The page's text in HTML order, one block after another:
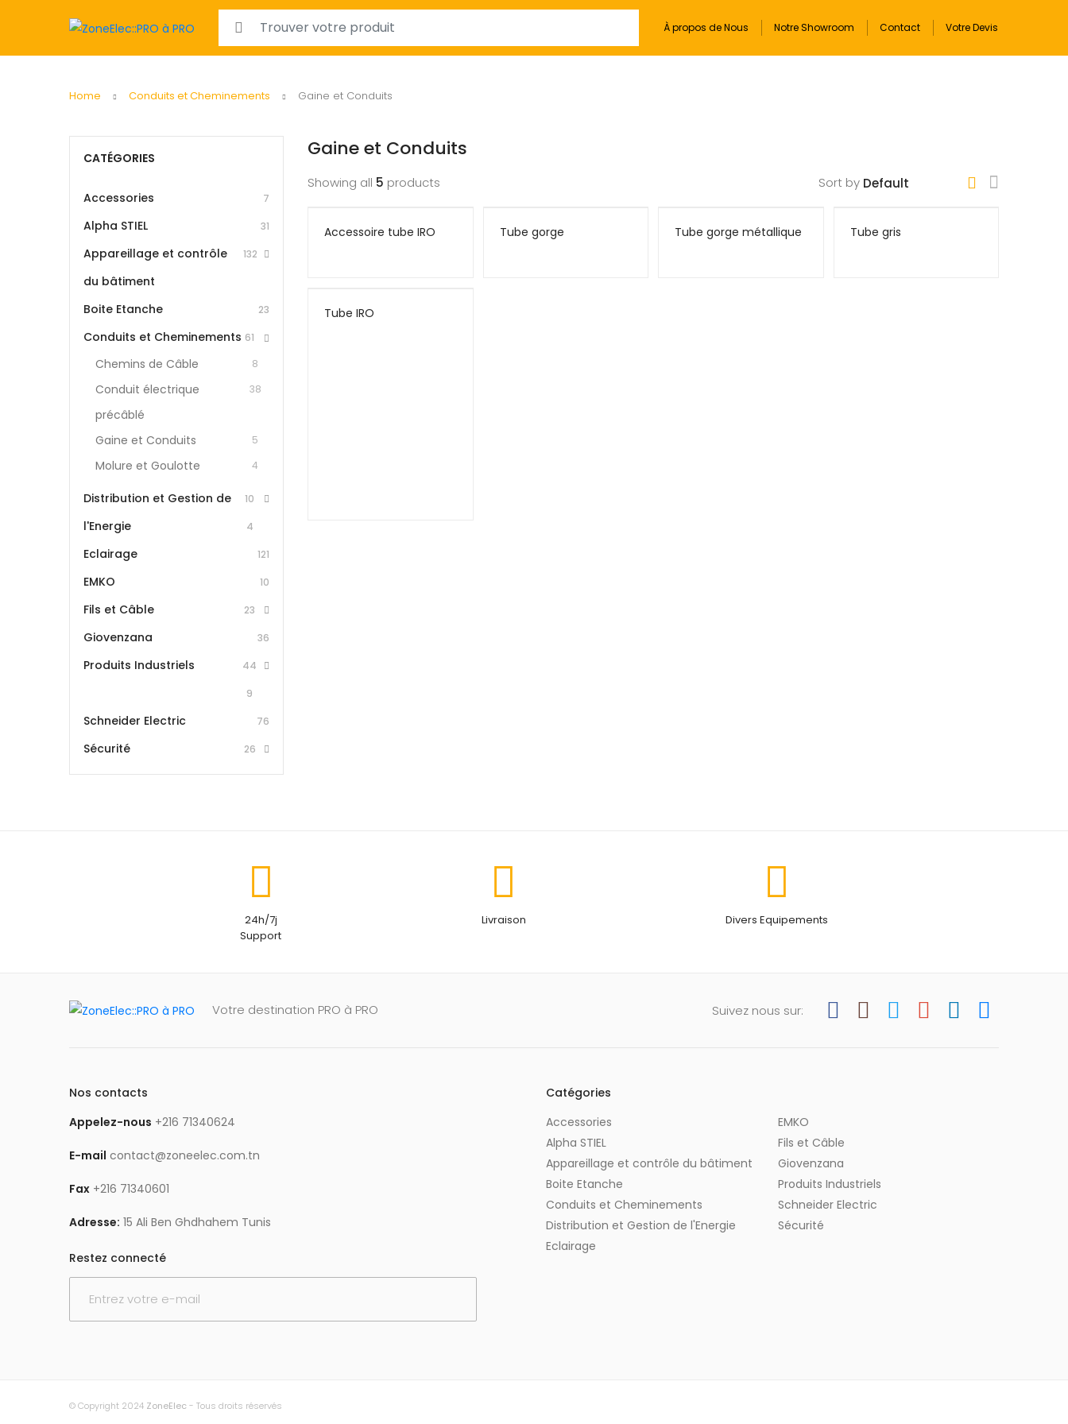
Search for:
À propos de Nous Notre Showroom Contact Votre Devis
Home Conduits et Cheminements Gaine et Conduits
Gaine et Conduits
Showing all 5 products Sort by
Accessoire tube IRO Tube gorge Tube gorge métallique Tube gris
Tube IRO
CATÉGORIES
Accessories 7
Alpha STIEL 31
Appareillage et contrôle
du bâtiment
132
Boite Etanche 23
Conduits et Cheminements 61
Chemins de Câble 8
Conduit électrique
précâblé
38
Gaine et Conduits 5
Molure et Goulotte 4
Distribution et Gestion de
l'Energie
10
4
Eclairage 121
EMKO 10
Fils et Câble 23
Giovenzana 36
Produits Industriels 44
9
Schneider Electric 76
Sécurité 26
24h/7j
Support
Livraison Divers Equipements
Votre destination PRO à PRO Suivez nous sur:
Nos contacts
Appelez-nous +216 71340624
E-mail contact@zoneelec.com.tn
Fax +216 71340601
Adresse: 15 Ali Ben Ghdhahem Tunis
Restez connecté
Catégories
Accessories
Alpha STIEL
Appareillage et contrôle du bâtiment
Boite Etanche
Conduits et Cheminements
Distribution et Gestion de l'Energie
Eclairage
EMKO
Fils et Câble
Giovenzana
Produits Industriels
Schneider Electric
Sécurité
© Copyright 2024 ZoneElec- Tous droits réservés